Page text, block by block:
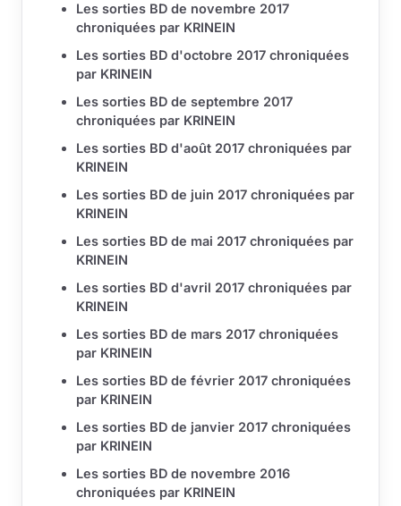
Les sorties BD de novembre 2017
chroniquées par KRINEIN
Les sorties BD d'octobre 2017 chroniquées
par KRINEIN
Les sorties BD de septembre 2017
chroniquées par KRINEIN
Les sorties BD d'août 2017 chroniquées par
KRINEIN
Les sorties BD de juin 2017 chroniquées par
KRINEIN
Les sorties BD de mai 2017 chroniquées par
KRINEIN
Les sorties BD d'avril 2017 chroniquées par
KRINEIN
Les sorties BD de mars 2017 chroniquées
par KRINEIN
Les sorties BD de février 2017 chroniquées
par KRINEIN
Les sorties BD de janvier 2017 chroniquées
par KRINEIN
Les sorties BD de novembre 2016
chroniquées par KRINEIN